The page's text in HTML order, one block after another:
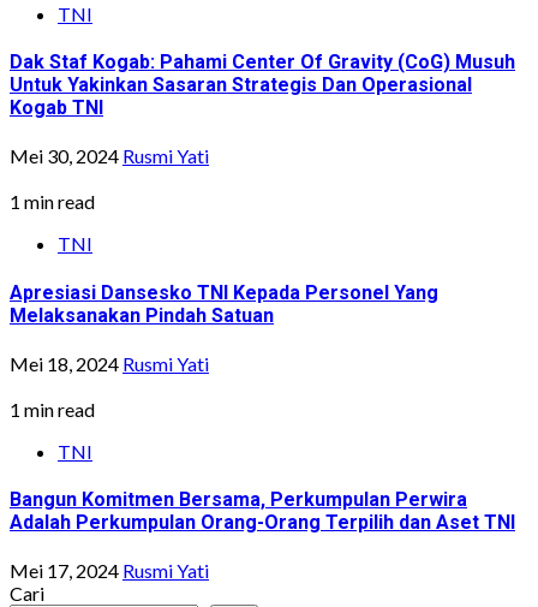
TNI
Dak Staf Kogab: Pahami Center Of Gravity (CoG) Musuh
Untuk Yakinkan Sasaran Strategis Dan Operasional
Kogab TNI
Mei 30, 2024 Rusmi Yati
1 min read
TNI
Apresiasi Dansesko TNI Kepada Personel Yang
Melaksanakan Pindah Satuan
Mei 18, 2024 Rusmi Yati
1 min read
TNI
Bangun Komitmen Bersama, Perkumpulan Perwira
Adalah Perkumpulan Orang-Orang Terpilih dan Aset TNI
Mei 17, 2024 Rusmi Yati
Cari